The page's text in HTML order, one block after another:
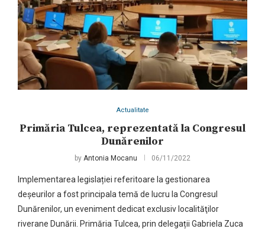
Actualitate
Primăria Tulcea, reprezentată la Congresul
Dunărenilor
by Antonia Mocanu 06/11/2022
Implementarea legislației referitoare la gestionarea
deșeurilor a fost principala temă de lucru la Congresul
Dunărenilor, un eveniment dedicat exclusiv localităţilor
riverane Dunării. Primăria Tulcea, prin delegații Gabriela Zuca